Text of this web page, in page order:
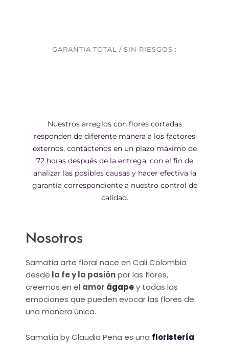
GARANTIA TOTAL / SIN RIESGOS :
Nuestros arreglos con flores cortadas
responden de diferente manera a los factores
externos, contáctenos en un plazo máximo de
72 horas después de la entrega, con el fin de
analizar las posibles causas y hacer efectiva la
garantía correspondiente a nuestro control de
calidad.
Nosotros
Samatia arte floral nace en Cali Colombia
desde la fe y la pasiónpor las flores,
creemos en el amor ágapey todas las
emociones que pueden evocar las flores de
una manera única.
Samatia by Claudia Peña es una floristería